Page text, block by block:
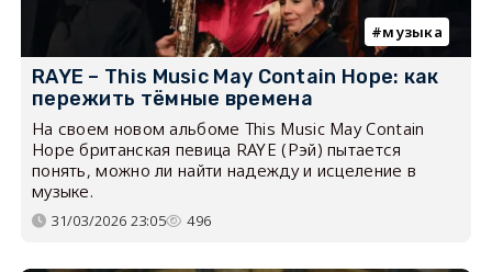
музыка
RAYE – This Music May Contain Hope: как
пережить тёмные времена
На своем новом альбоме This Music May Contain
Hope британская певица RAYE (Рэй) пытается
понять, можно ли найти надежду и исцеление в
музыке.
31/03/2026 23:05 496